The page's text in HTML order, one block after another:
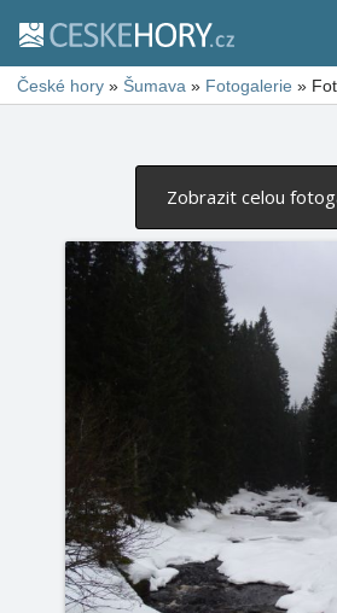
České hory » Šumava » Fotogalerie »
Zobrazit celou